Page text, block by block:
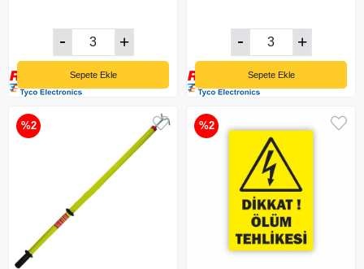
Sepete Ekle Sepete Ekle
%2 %2